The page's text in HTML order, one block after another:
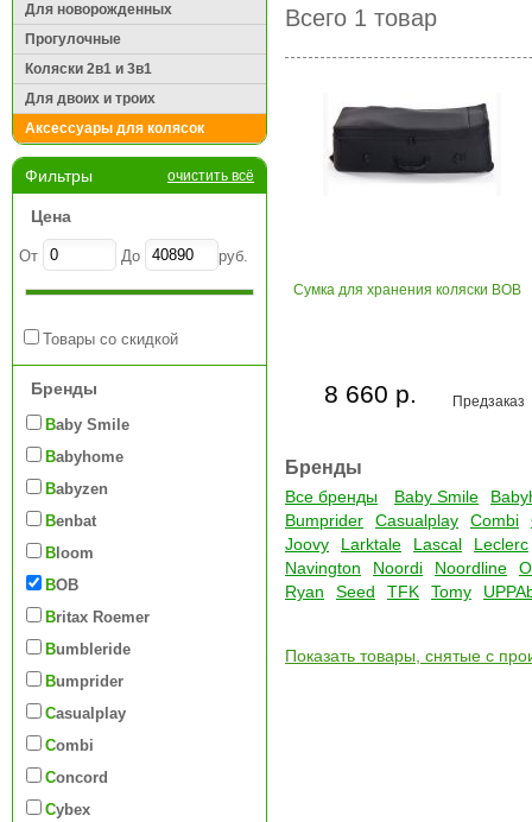
Для новорожденных
Прогулочные
Коляски 2в1 и 3в1
Для двоих и троих
Аксессуары для колясок
Фильтры очистить всё
Цена
От До руб.
Товары со скидкой
Бренды
Baby Smile
Babyhome
Babyzen
Benbat
Bloom
BOB
Britax Roemer
Bumbleride
Bumprider
Casualplay
Combi
Concord
Cybex
Всего 1 товар
Сумка для хранения коляски BOB
Предзаказ
8 660 р.
Бренды
Все бренды Baby Smile
Bumprider
Casualplay Combi
Joovy
Larktale Lascal
Leclerc
Navington
Noordi Noordline
Ryan
Seed TFK Tomy
Показать товары, снятые с